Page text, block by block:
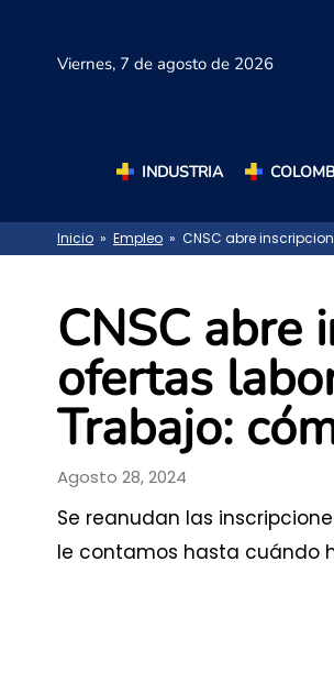
Viernes, 7 de agosto de 2026
INDUSTRIA
Inicio » Empleo » CNSC abre
CNSC abre
ofertas
Trabajo:
Agosto 28, 2024
Se reanudan las
le contamos hasta cuándo